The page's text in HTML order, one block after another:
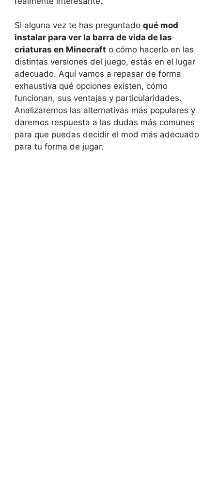
Si alguna vez te has preguntado qué mod
instalar para ver la barra de vida de las
criaturas en Minecraft o cómo hacerlo en las
distintas versiones del juego, estás en el lugar
adecuado. Aquí vamos a repasar de forma
exhaustiva qué opciones existen, cómo
funcionan, sus ventajas y particularidades.
Analizaremos las alternativas más populares y
daremos respuesta a las dudas más comunes
para que puedas decidir el mod más adecuado
para tu forma de jugar.